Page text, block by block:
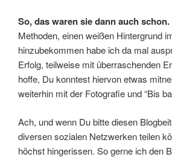
So, das waren sie dann auch schon.
Methoden, einen weißen Hintergrund
hinzubekommen habe ich da mal
Erfolg, teilweise mit überraschenden
hoffe, Du konntest hiervon etwas
weiterhin mit der Fotografie und “Bis
Ach, und wenn Du bitte diesen
diversen sozialen Netzwerken teilen
höchst hingerissen. So gerne ich den